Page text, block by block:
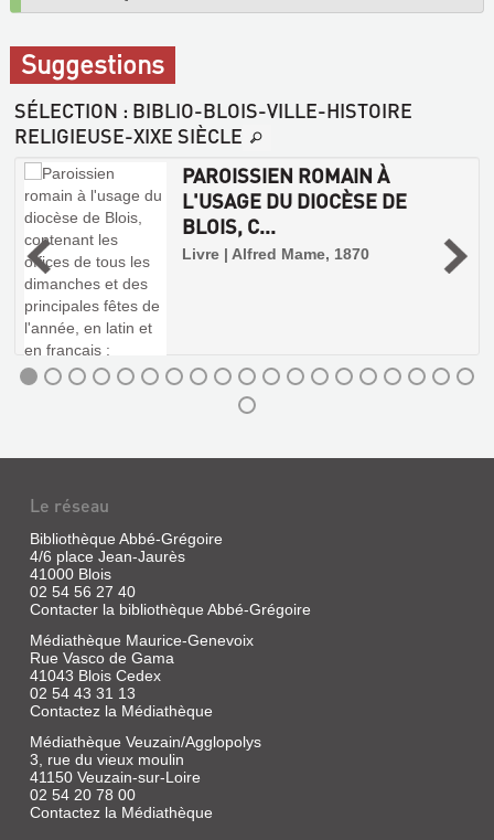
Suggestions
SÉLECTION : BIBLIO-BLOIS-VILLE-HISTOIRE
RELIGIEUSE-XIXE SIÈCLE
PAROISSIEN ROMAIN À
L'USAGE DU DIOCÈSE DE
BLOIS, C...
Livre | Alfred Mame, 1870
Le réseau
Bibliothèque Abbé-Grégoire
4/6 place Jean-Jaurès
41000 Blois
02 54 56 27 40
Contacter la bibliothèque Abbé-Grégoire
Médiathèque Maurice-Genevoix
Rue Vasco de Gama
41043 Blois Cedex
02 54 43 31 13
Contactez la Médiathèque
Médiathèque Veuzain/Agglopolys
3, rue du vieux moulin
41150 Veuzain-sur-Loire
02 54 20 78 00
Contactez la Médiathèque